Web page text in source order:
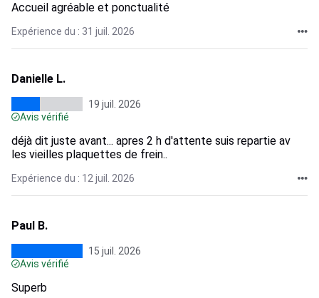
Accueil agréable et ponctualité
Expérience du : 31 juil. 2026
Danielle L.
19 juil. 2026
Avis vérifié
déjà dit juste avant... apres 2 h d'attente suis repartie av
les vieilles plaquettes de frein..
Expérience du : 12 juil. 2026
Paul B.
15 juil. 2026
Avis vérifié
Superb